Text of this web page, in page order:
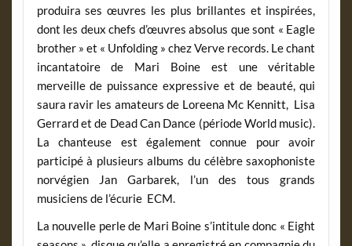
produira ses œuvres les plus brillantes et inspirées,
dont les deux chefs d’œuvres absolus que sont « Eagle
brother » et « Unfolding » chez Verve records. Le chant
incantatoire de Mari Boine est une véritable
merveille de puissance expressive et de beauté, qui
saura ravir les amateurs de Loreena Mc Kennitt, Lisa
Gerrard et de Dead Can Dance (période World music).
La chanteuse est également connue pour avoir
participé à plusieurs albums du célèbre saxophoniste
norvégien Jan Garbarek, l’un des tous grands
musiciens de l’écurie ECM.
La nouvelle perle de Mari Boine s’intitule donc « Eight